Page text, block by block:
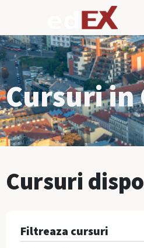
Cursuri in
Cursuri
Filtreaza cursuri